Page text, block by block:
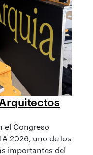
el Congreso
2026, uno de los
importantes del